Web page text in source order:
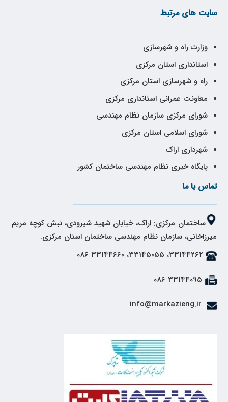
سایت های مرتبط
وزارت راه و شهرسازی
استانداری استان مرکزی
راه و شهرسازی استان مرکزی
معاونت عمرانی استانداری مرکزی
شورای مرکزی سازمان نظام مهندسی
شورای اسلامی استان مرکزی
شهرداری اراک
پایگاه خبری نظام مهندسی ساختمان کشور
تماس با ما
ساختمان مرکزی: اراک، خیابان شهید شیرودی، نبش کوچه مریم
میرزاخانی، سازمان نظام مهندسی ساختمان استان مرکزی.
33144262، 33145055، 33144660 086
33144095 086